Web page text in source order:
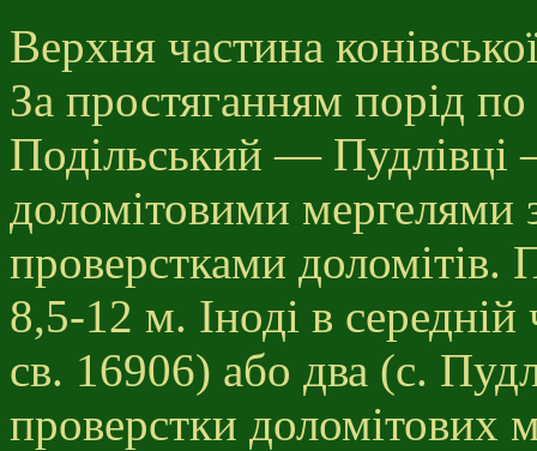
Верхня частина
За простяганням порід
Подільський — Пудлівці
доломітовими мергелями
проверстками доломітів.
8,5-12 м. Іноді в середній
св. 16906) або два (с.
проверстки доломітових